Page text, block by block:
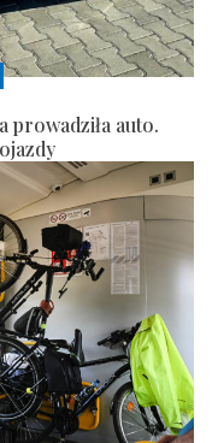
prowadziła auto.